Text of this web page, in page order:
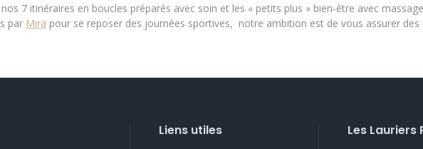
7 itinéraires en boucles préparés avec soin et les « petits plus » bien-être avec
par Mira pour se reposer des journées sportives, notre ambition est de vous assurer
Liens utiles Les Lauriers